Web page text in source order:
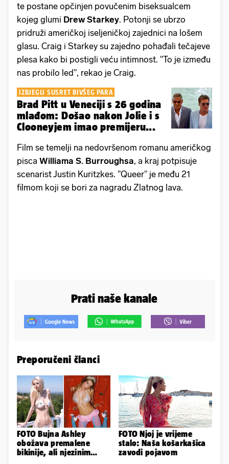
te postane opčinjen povučenim biseksualcem
kojeg glumi Drew Starkey. Potonji se ubrzo
pridruži američkoj iseljeničkoj zajednici na lošem
glasu. Craig i Starkey su zajedno pohađali tečajeve
plesa kako bi postigli veću intimnost. "To je između
nas probilo led", rekao je Craig.
IZBJEGLI SUSRET BIVŠEG PARA
Brad Pitt u Veneciji s 26 godina
mlađom: Došao nakon Jolie i s
Clooneyjem imao premijeru...
Film se temelji na nedovršenom romanu američkog
pisca Williama S. Burroughsa, a kraj potpisuje
scenarist Justin Kuritzkes. "Queer" je među 21
filmom koji se bori za nagradu Zlatnog lava.
Prati naše kanale
Preporučeni članci
FOTO Bujna Ashley
obožava premalene
bikinije, ali njezinim
FOTO Njoj je vrijeme
stalo: Naša košarkašica
zavodi pojavom